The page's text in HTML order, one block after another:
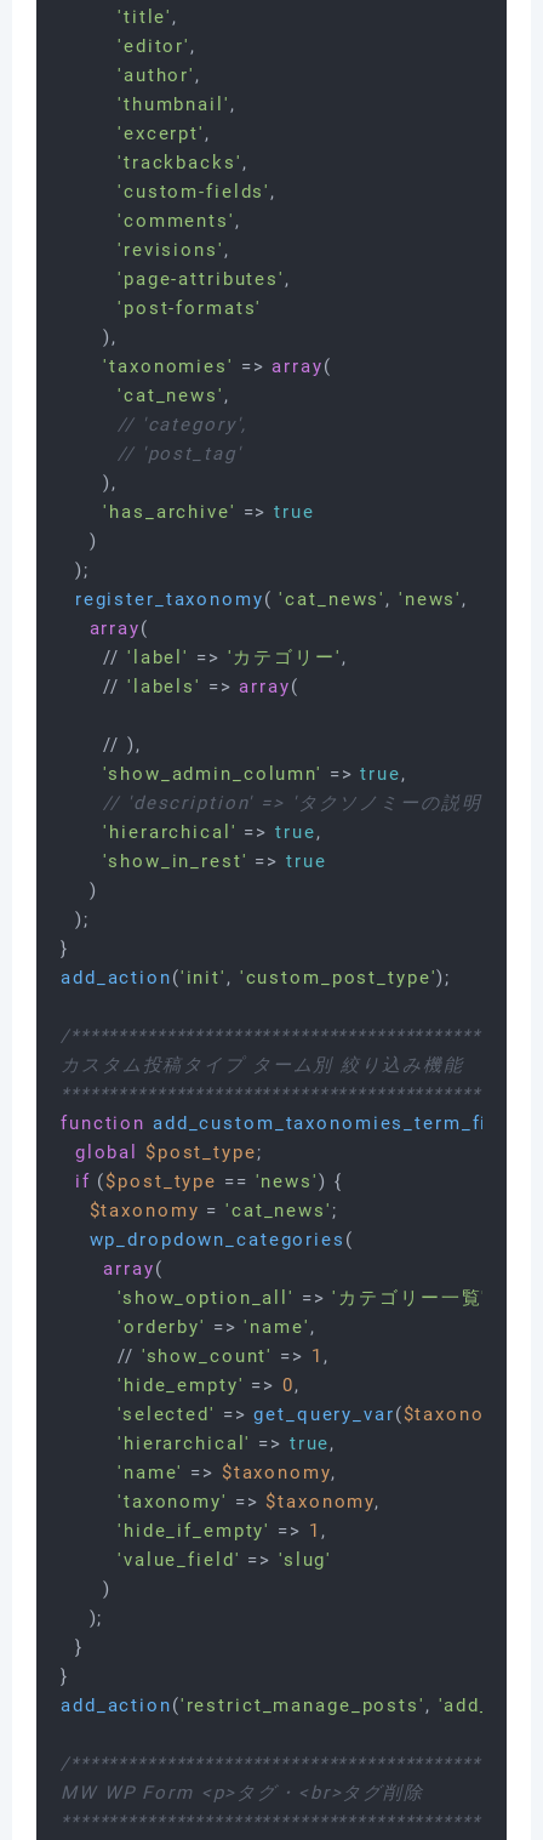
'title' ,
'editor' ,
'author' ,
'thumbnail' ,
'excerpt' ,
'trackbacks' ,
'custom-fields' ,
'comments' ,
'revisions' ,
'page-attributes' ,
'post-formats'
      ),
'taxonomies' => array(
'cat_news' ,
// 'category',
// 'post_tag'
      ),
'has_archive' => true
    )
  );
register_taxonomy( 'cat_news' , 'news' ,
array(
      //
'label' => 'カテゴリー' ,
      //
'labels' => array(
      // ),
'show_admin_column' => true,
// 'description' => 'タクソノミーの説明',
'hierarchical' => true,
'show_in_rest' => true
    )
  );
add_action('init' , 'custom_post_type');
/
カスタム投稿タイプ ターム別 絞り込み機能
function add_custom_taxonomies_term_filter
global
$post_type;
if ($post_type == 'news') {
$taxonomy = 'cat_news' ;
wp_dropdown_categories (
array(
'show_option_all' => 'カテゴリー一覧'
'orderby' => 'name' ,
        //
'show_count' => 1 ,
'hide_empty' => 0,
'selected' => get_query_var($taxonomy
'hierarchical' => true,
'name' => $taxonomy,
'taxonomy' => $taxonomy,
'hide_if_empty' => 1 ,
'value_field' => 'slug'
      )
    );
  }
add_action('restrict_manage_posts' ,
/
MW WP Form <p>タグ・<br>タグ削除